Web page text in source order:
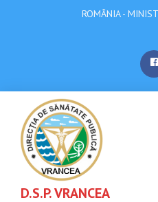
ROMÂNIA -
D.S.P. VRANCEA